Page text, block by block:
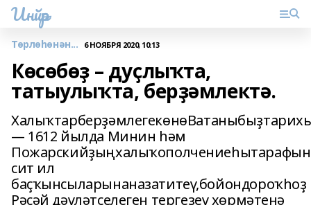
Инйәр
Төрлөһөнән... 6 НОЯБРЯ 2020, 10:13
Көсөбөҙ – дуҫлыҡта,
татыулыҡта, берҙәмлектә.
— 1612 йылда Минин һәм
сит ил
баҫҡынсыларынаназатитеү,бойондороҡһоҙ
Рәсәй дәүләтселеген тергеҙеү хөрмәтенә